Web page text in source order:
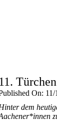
On:
dem